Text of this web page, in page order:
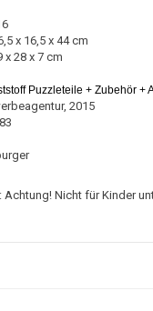
x 16,5 x 44 cm
28 x 7 cm
Puzzleteile + Zubehör +
2015
Achtung! Nicht für Kinder